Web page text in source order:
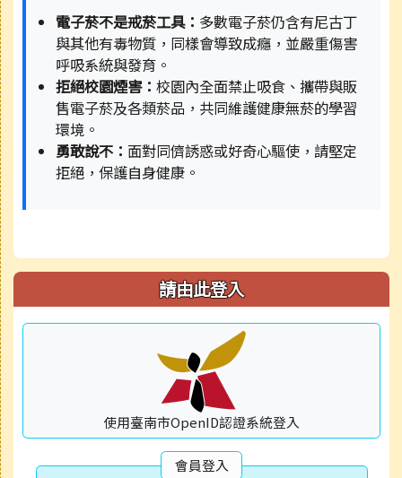
電子菸不是戒菸工具： 多數電子菸仍含有尼古丁
與其他有毒物質，同樣會導致成癮，並嚴重傷害
呼吸系統與發育。
拒絕校園煙害：校園內全面禁止吸食、攜帶與販
售電子菸及各類菸品，共同維護健康無菸的學習
環境。
勇敢說不： 面對同儕誘惑或好奇心驅使，請堅定
拒絕，保護自身健康。
請由此登入
使用臺南市OpenID認證系統登入
會員登入